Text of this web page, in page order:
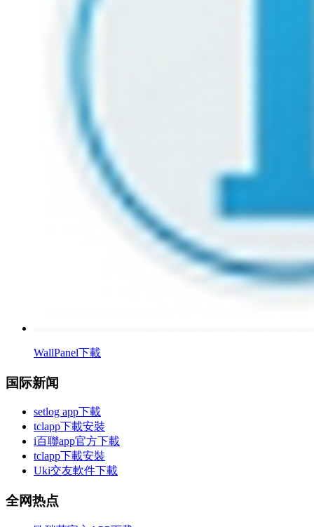
WallPanel下載
国际新闻
setlog app下載
tclapp下載安裝
i百聯app官方下載
tclapp下載安裝
Uki交友軟件下載
全网热点